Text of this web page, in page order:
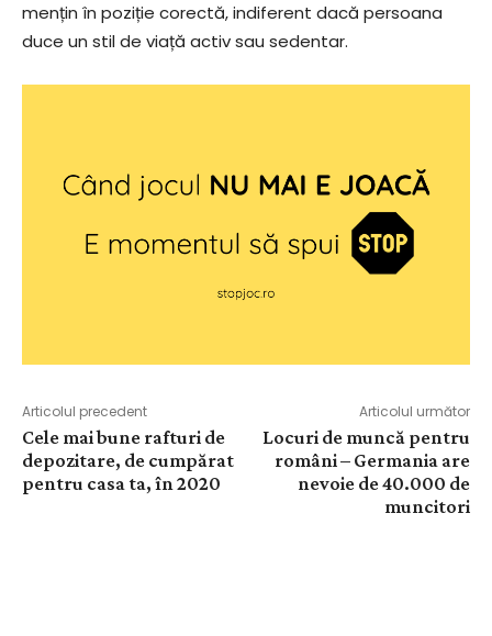
mențin în poziție corectă, indiferent dacă persoana
duce un stil de viață activ sau sedentar.
Articolul precedent
Cele mai bune rafturi de
depozitare, de cumpărat
pentru casa ta, în 2020
Articolul următor
Locuri de muncă pentru
români – Germania are
nevoie de 40.000 de
muncitori